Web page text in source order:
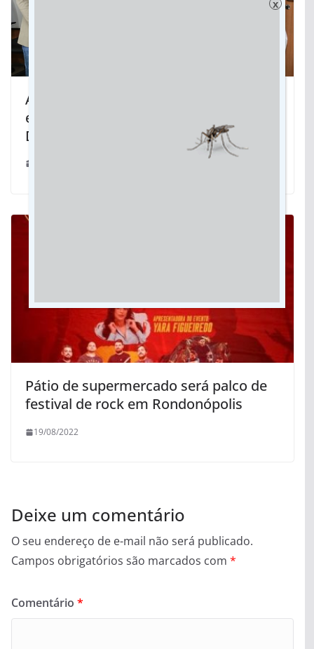
ALMT vai ampliar número de
estagiários portadores da Síndrome de
Down
Pátio de supermercado será palco de
festival de rock em Rondonópolis
19/08/2022
Deixe um comentário
O seu endereço de e-mail não será publicado.
Campos obrigatórios são marcados com *
Comentário *
x